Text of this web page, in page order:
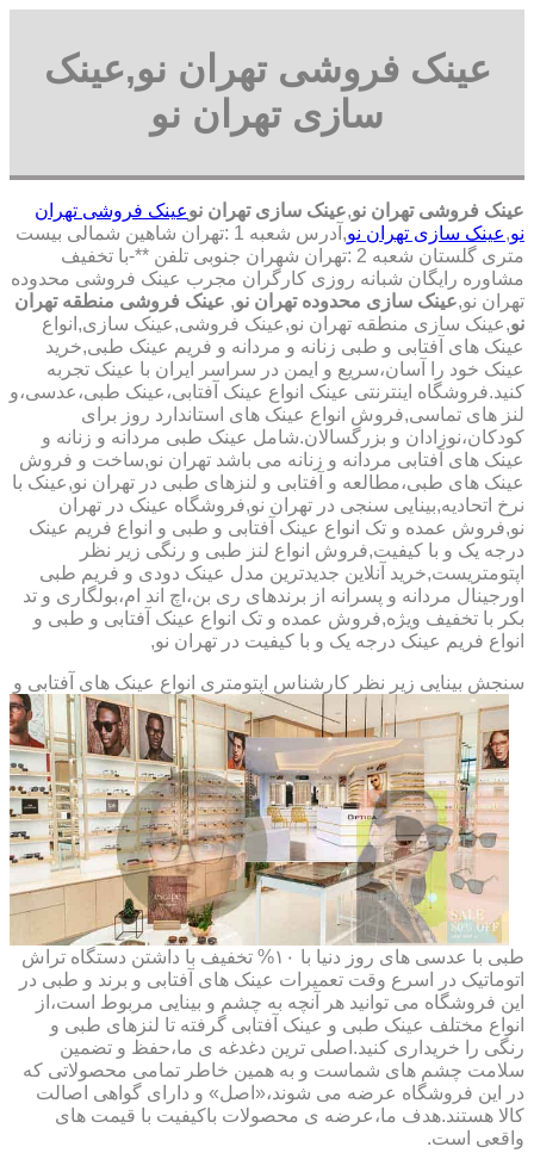
عینک فروشی تهران نو,عینک
سازی تهران نو
عینک فروشی تهران نو,عینک سازی تهران نوعینک فروشی تهران
نو,عینک سازی تهران نو
,آدرس شعبه 1 :تهران شاهین شمالی بیست
متری گلستان شعبه 2 :تهران شهران جنوبی تلفن **-با تخفیف
مشاوره رایگان شبانه روزی کارگران مجرب عینک فروشی محدوده
تهران نو,عینک سازی محدوده تهران نو, عینک فروشی منطقه تهران
نو,عینک سازی منطقه تهران نو,عینک فروشی,عینک سازی,انواع
عینک های آفتابی و طبی زنانه و مردانه و فریم عینک طبی,خرید
عینک خود را آسان،سریع و ایمن در سراسر ایران با عینک تجربه
کنید.فروشگاه اینترنتی عینک انواع عینک آفتابی،عینک طبی،عدسی،و
لنز های تماسی,فروش انواع عینک های استاندارد روز برای
کودکان،نوزادان و بزرگسالان.شامل عینک طبی مردانه و زنانه و
عینک های آفتابی مردانه و زنانه می باشد تهران نو,ساخت و فروش
عینک های طبی،مطالعه و آفتابی و لنزهای طبی در تهران نو,عینک با
نرخ اتحادیه,بینایی سنجی در تهران نو,فروشگاه عینک در تهران
نو,فروش عمده و تک انواع عینک آفتابی و طبی و انواع فریم عینک
درجه یک و با کیفیت,فروش انواع لنز طبی و رنگی زیر نظر
اپتومتریست,خرید آنلاین جدیدترین مدل عینک دودی و فریم طبی
اورجینال مردانه و پسرانه از برندهای ری بن،اچ اند ام،بولگاری و تد
بکر با تخفیف ویژه,فروش عمده و تک انواع عینک آفتابی و طبی و
انواع فریم عینک درجه یک و با کیفیت در تهران نو,
سنجش بینایی زیر نظر کارشناس اپتومتری انواع عینک های آفتابی و
طبی با عدسی های روز دنیا با ۱۰% تخفیف با داشتن دستگاه تراش
اتوماتیک در اسرع وقت تعمیرات عینک های آفتابی و برند و طبی در
این فروشگاه می توانید هر آنچه به چشم و بینایی مربوط است،از
انواع مختلف عینک طبی و عینک آفتابی گرفته تا لنزهای طبی و
رنگی را خریداری کنید.اصلی ترین دغدغه ی ما،حفظ و تضمین
سلامت چشم های شماست و به همین خاطر تمامی محصولاتی که
در این فروشگاه عرضه می شوند،«اصل» و دارای گواهی اصالت
کالا هستند.هدف ما،عرضه ی محصولات باکیفیت با قیمت های
واقعی است.